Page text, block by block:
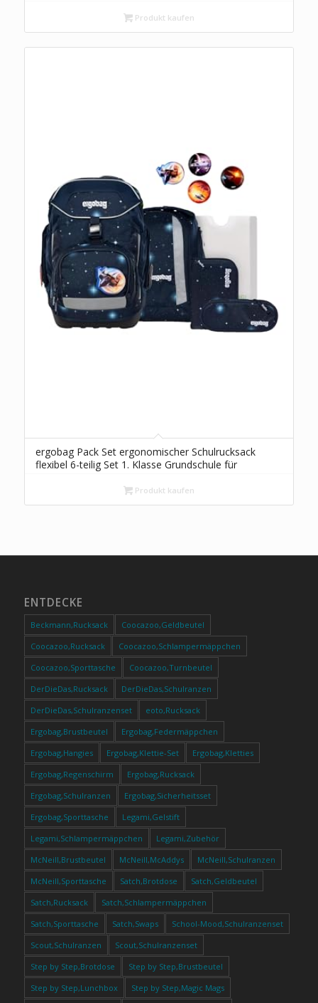
Produkt kaufen
ergobag Pack Set ergonomischer Schulrucksack
flexibel 6-teilig Set 1. Klasse Grundschule für
Produkt kaufen
ENTDECKE
Beckmann,Rucksack
Coocazoo,Geldbeutel
Coocazoo,Rucksack
Coocazoo,Schlampermäppchen
Coocazoo,Sporttasche
Coocazoo,Turnbeutel
DerDieDas,Rucksack
DerDieDas,Schulranzen
DerDieDas,Schulranzenset
eoto,Rucksack
Ergobag,Brustbeutel
Ergobag,Federmäppchen
Ergobag,Hangies
Ergobag,Klettie-Set
Ergobag,Kletties
Ergobag,Regenschirm
Ergobag,Rucksack
Ergobag,Schulranzen
Ergobag,Sicherheitsset
Ergobag,Sporttasche
Legami,Gelstift
Legami,Schlampermäppchen
Legami,Zubehör
McNeill,Brustbeutel
McNeill,McAddys
McNeill,Schulranzen
McNeill,Sporttasche
Satch,Brotdose
Satch,Geldbeutel
Satch,Rucksack
Satch,Schlampermäppchen
Satch,Sporttasche
Satch,Swaps
School-Mood,Schulranzenset
Scout,Schulranzen
Scout,Schulranzenset
Step by Step,Brotdose
Step by Step,Brustbeutel
Step by Step,Lunchbox
Step by Step,Magic Mags